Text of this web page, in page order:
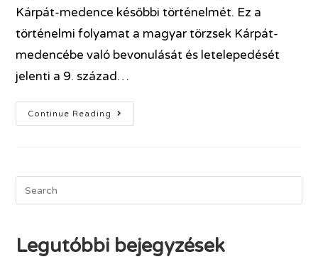
Kárpát-medence későbbi történelmét. Ez a
történelmi folyamat a magyar törzsek Kárpát-
medencébe való bevonulását és letelepedését
jelenti a 9. század…
Continue Reading
Legutóbbi bejegyzések